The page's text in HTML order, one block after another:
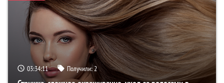
03:34:09 Получили:2